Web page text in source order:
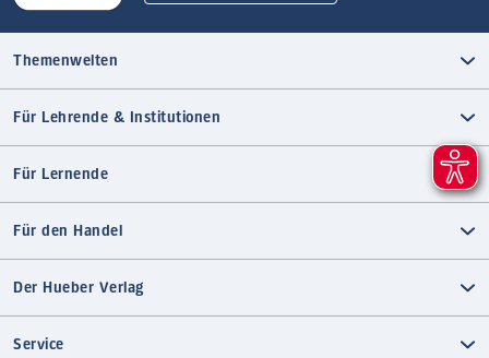
Themenwelten
Für Lehrende & Institutionen
Für Lernende
Für den Handel
Der Hueber Verlag
Service